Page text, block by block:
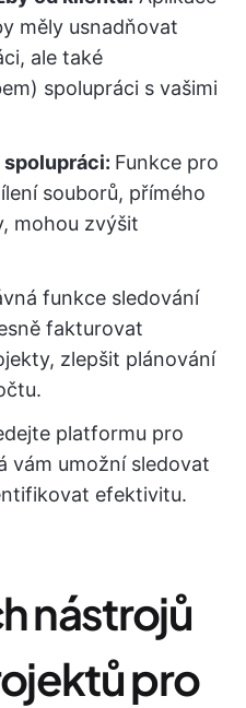
měly usnadňovat
ale také
spolupráci s vašimi
Funkce pro
souborů, přímého
mohou zvýšit
funkce sledování
fakturovat
zlepšit plánování
platformu pro
vám umožní sledovat
efektivitu.
nástrojů
pro